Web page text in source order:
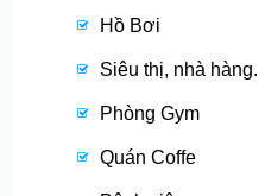
Hồ Bơi
Siêu thị, nhà hàng.
Phòng Gym
Quán Coffe